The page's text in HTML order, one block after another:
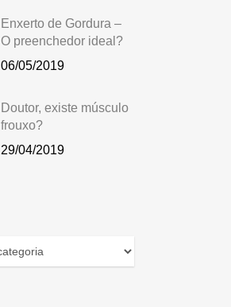
Enxerto de Gordura –
O preenchedor ideal?
06/05/2019
Doutor, existe músculo
frouxo?
29/04/2019